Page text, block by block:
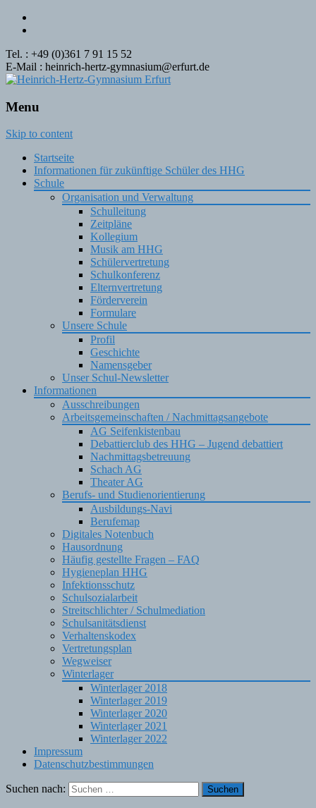
Tel. : +49 (0)361 7 91 15 52
E-Mail : heinrich-hertz-gymnasium@erfurt.de
Menu
Skip to content
Startseite
Informationen für zukünftige Schüler des HHG
Schule
Organisation und Verwaltung
Schulleitung
Zeitpläne
Kollegium
Musik am HHG
Schülervertretung
Schulkonferenz
Elternvertretung
Förderverein
Formulare
Unsere Schule
Profil
Geschichte
Namensgeber
Unser Schul-Newsletter
Informationen
Ausschreibungen
Arbeitsgemeinschaften / Nachmittagsangebote
AG Seifenkistenbau
Debattierclub des HHG – Jugend debattiert
Nachmittagsbetreuung
Schach AG
Theater AG
Berufs- und Studienorientierung
Ausbildungs-Navi
Berufemap
Digitales Notenbuch
Hausordnung
Häufig gestellte Fragen – FAQ
Hygieneplan HHG
Infektionsschutz
Schulsozialarbeit
Streitschlichter / Schulmediation
Schulsanitätsdienst
Verhaltenskodex
Vertretungsplan
Wegweiser
Winterlager
Winterlager 2018
Winterlager 2019
Winterlager 2020
Winterlager 2021
Winterlager 2022
Impressum
Datenschutzbestimmungen
Suchen nach: